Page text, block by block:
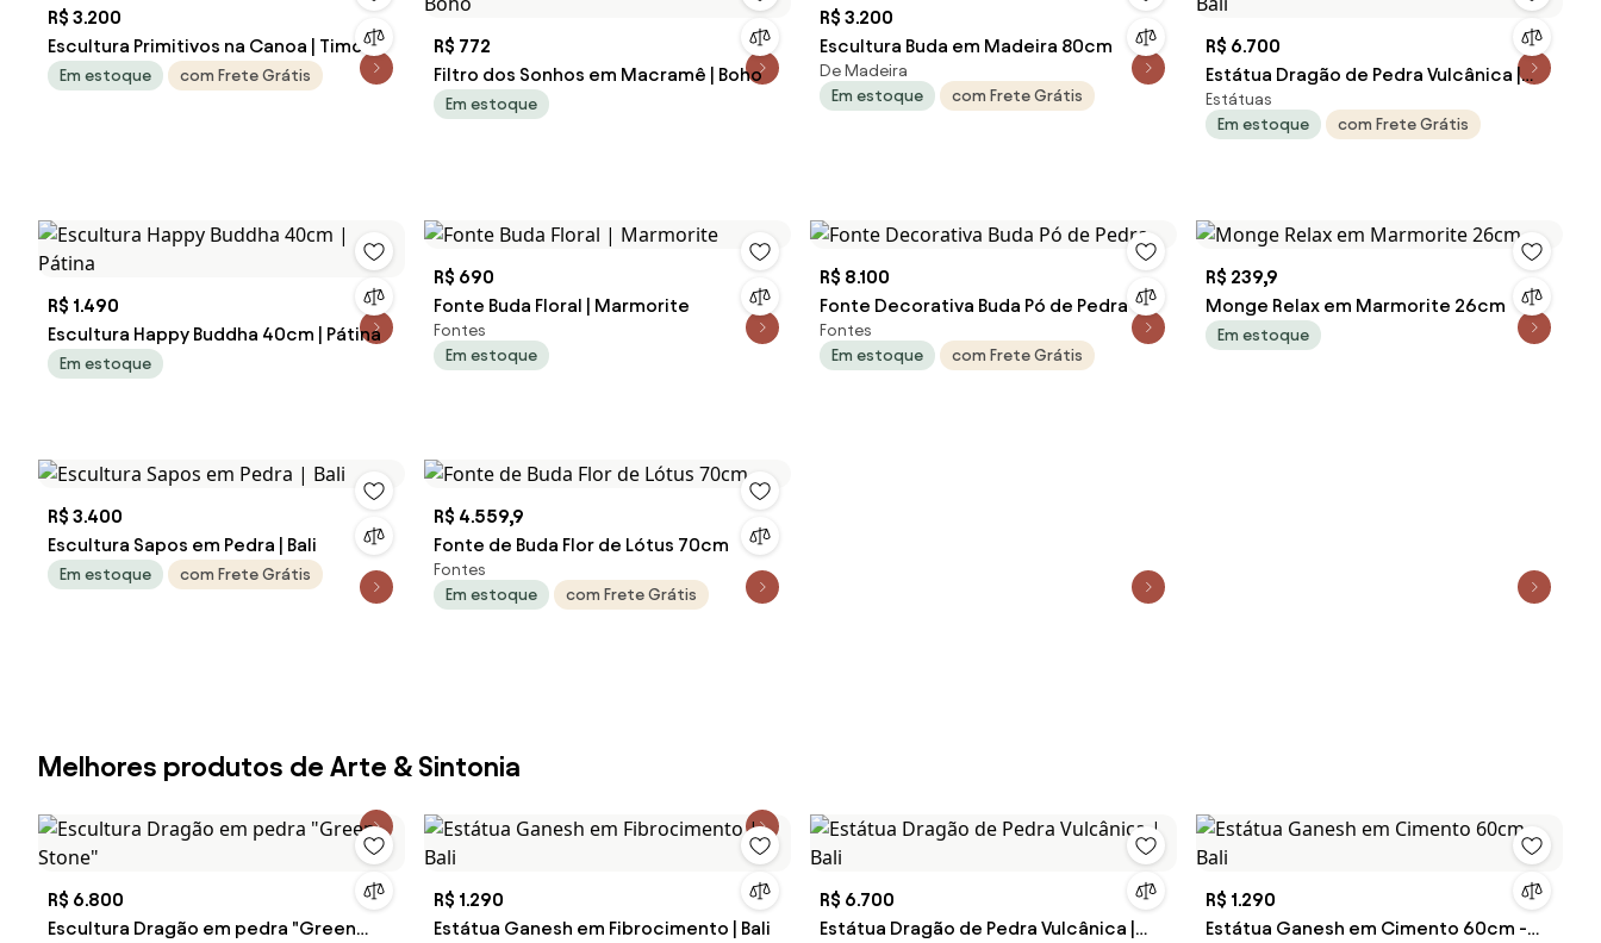
R$ 3.200
Escultura Primitivos na Canoa | Timor
Em estoque com Frete Grátis
R$ 772
Filtro dos Sonhos em Macramê | Boho
Em estoque
R$ 3.200
Escultura Buda em Madeira 80cm
De Madeira
Em estoque
com Frete Grátis
R$ 6.700
Estátua Dragão de Pedra Vulcânica |
Bali
Estátuas
Em estoque
com Frete Grátis
R$ 1.490
Escultura Happy Buddha 40cm | Pátina
Em estoque
R$ 690
Fonte Buda Floral | Marmorite
Fontes
Em estoque
R$ 8.100
Fonte Decorativa Buda Pó de Pedra
Fontes
Em estoque
com Frete Grátis
R$ 239,9
Monge Relax em Marmorite 26cm
Em estoque
R$ 3.400
Escultura Sapos em Pedra | Bali
Em estoque com Frete Grátis
R$ 4.559,9
Fonte de Buda Flor de Lótus 70cm
Fontes
Em estoque
com Frete Grátis
Melhores produtos de Arte & Sintonia
R$ 6.800
Escultura Dragão em pedra "Green
R$ 1.290
Estátua Ganesh em Fibrocimento | Bali
R$ 6.700
Estátua Dragão de Pedra Vulcânica |
R$ 1.290
Estátua Ganesh em Cimento 60cm -